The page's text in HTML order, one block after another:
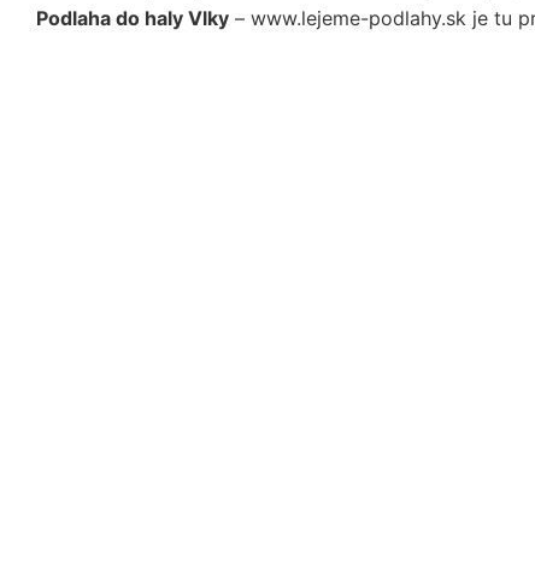
Podlaha do haly Vlky – www.lejeme-podlahy.sk je tu